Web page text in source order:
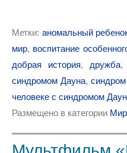
Метки: аномальный
мир, воспитание
добрая история, дружба,
синдромом Дауна,
человеке с синдромом
Размещено в категории